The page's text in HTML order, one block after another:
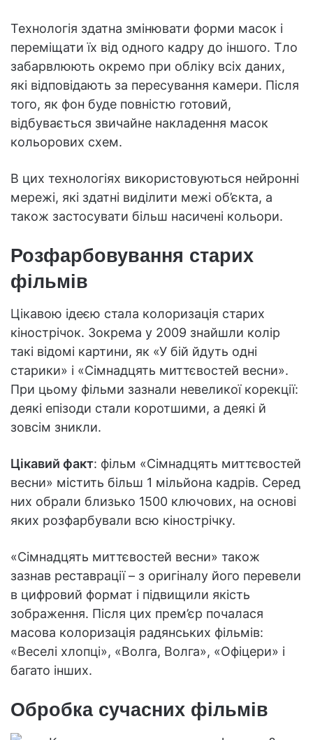
Технологія здатна змінювати форми масок і
переміщати їх від одного кадру до іншого. Тло
забарвлюють окремо при обліку всіх даних,
які відповідають за пересування камери. Після
того, як фон буде повністю готовий,
відбувається звичайне накладення масок
кольорових схем.
В цих технологіях використовуються нейронні
мережі, які здатні виділити межі об’єкта, а
також застосувати більш насичені кольори.
Розфарбовування старих
фільмів
Цікавою ідеєю стала колоризація старих
кінострічок. Зокрема у 2009 знайшли колір
такі відомі картини, як «У бій йдуть одні
старики» і «Сімнадцять миттєвостей весни».
При цьому фільми зазнали невеликої корекції:
деякі епізоди стали коротшими, а деякі й
зовсім зникли.
Цікавий факт: фільм «Сімнадцять миттєвостей
весни» містить більш 1 мільйона кадрів. Серед
них обрали близько 1500 ключових, на основі
яких розфарбували всю кінострічку.
«Сімнадцять миттєвостей весни» також
зазнав реставрації – з оригіналу його перевели
в цифровий формат і підвищили якість
зображення. Після цих прем’єр почалася
масова колоризація радянських фільмів:
«Веселі хлопці», «Волга, Волга», «Офіцери» і
багато інших.
Обробка сучасних фільмів